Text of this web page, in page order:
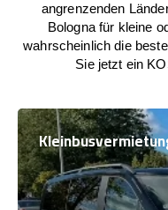
angrenzenden
Bologna für kleine
wahrscheinlich die
Sie jetzt ein